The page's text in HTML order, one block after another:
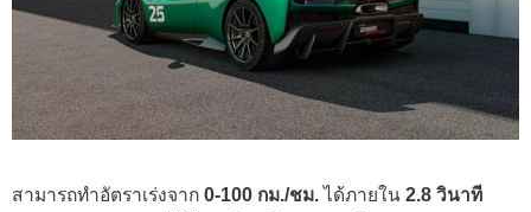
สามารถทำอัตราเร่งจาก 0-100 กม./ชม.ได้ภายใน 2.8 วินาที